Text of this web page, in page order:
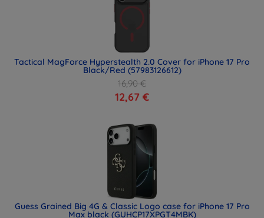
Tactical MagForce Hyperstealth 2.0 Cover for iPhone 17 Pro
Black/Red (57983126612)
16,90 €
12,67 €
Guess Grained Big 4G & Classic Logo case for iPhone 17 Pro
Max black (GUHCP17XPGT4MBK)